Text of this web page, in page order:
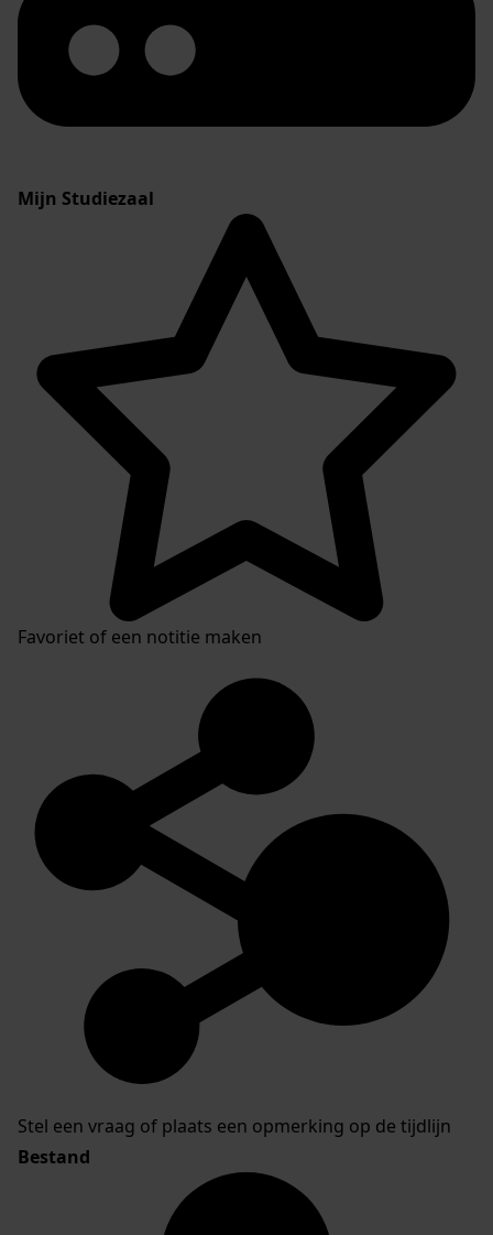
Mijn Studiezaal
Favoriet of een notitie maken
Stel een vraag of plaats een opmerking op de tijdlijn
Bestand